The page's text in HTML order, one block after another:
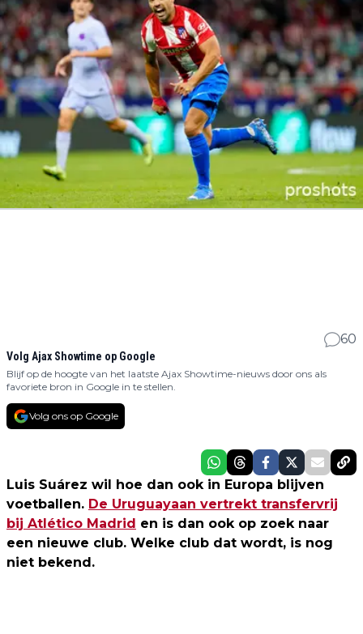
60
Volg Ajax Showtime op Google
Blijf op de hoogte van het laatste Ajax Showtime-nieuws door ons als
favoriete bron in Google in te stellen.
Volg ons op Google
Luis Suárez wil hoe dan ook in Europa blijven
voetballen. De Uruguayaan vertrekt transfervrij
bij Atlético Madrid en is dan ook op zoek naar
een nieuwe club. Welke club dat wordt, is nog
niet bekend.